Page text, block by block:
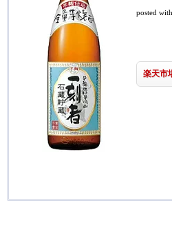
posted with
楽天市